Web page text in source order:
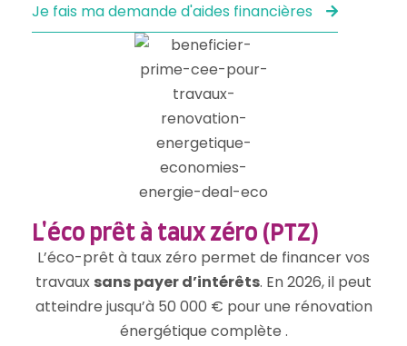
Je fais ma demande d'aides financières
L'éco prêt à taux zéro (PTZ)
L’éco-prêt à taux zéro permet de financer vos
travaux sans payer d’intérêts. En 2026, il peut
atteindre jusqu’à 50 000 € pour une rénovation
énergétique complète .